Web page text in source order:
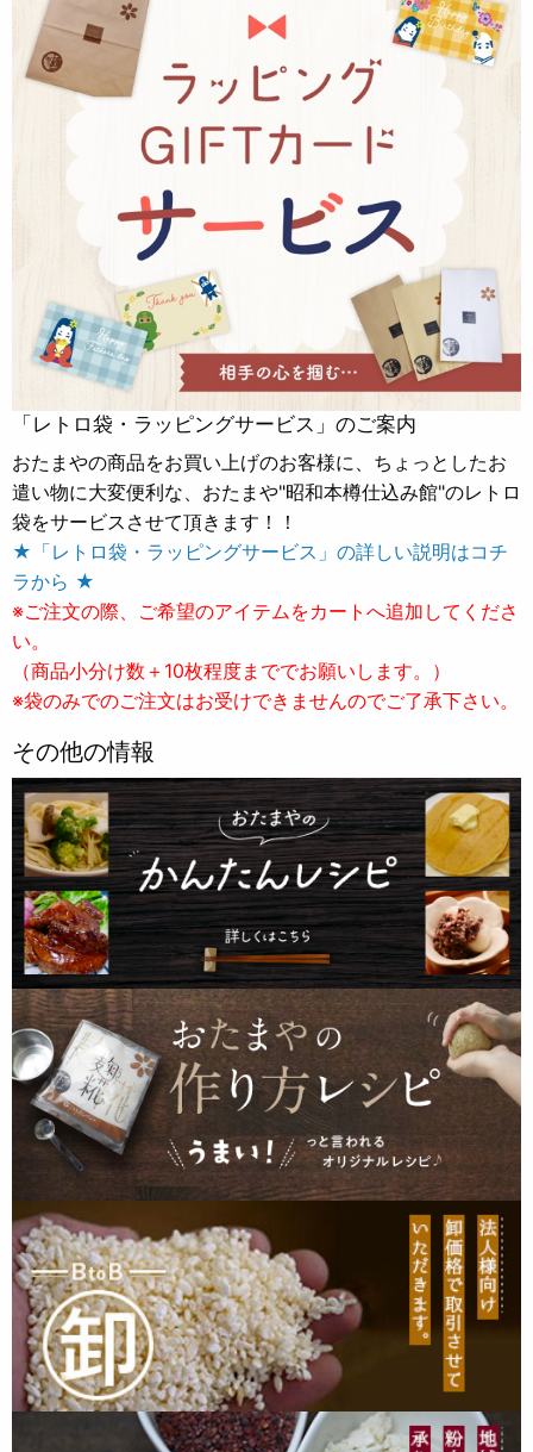
「レトロ袋・ラッピングサービス」のご案内
おたまやの商品をお買い上げのお客様に、ちょっとしたお
遣い物に大変便利な、おたまや"昭和本樽仕込み館"のレトロ
袋をサービスさせて頂きます！！
★「レトロ袋・ラッピングサービス」の詳しい説明はコチ
ラから ★
※ご注文の際、ご希望のアイテムをカートへ追加してくださ
い。
（商品小分け数＋10枚程度まででお願いします。）
※袋のみでのご注文はお受けできませんのでご了承下さい。
その他の情報